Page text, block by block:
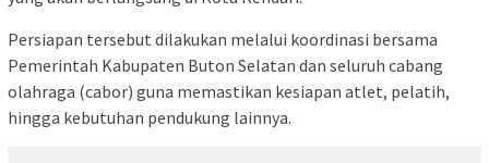
Persiapan tersebut dilakukan melalui koordinasi bersama
Pemerintah Kabupaten Buton Selatan dan seluruh cabang
olahraga (cabor) guna memastikan kesiapan atlet, pelatih,
hingga kebutuhan pendukung lainnya.